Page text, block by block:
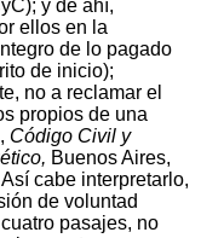
y de ahí,
ellos en la
de lo pagado
de inicio);
no a reclamar el
propios de una
Código Civil y
Buenos Aires,
cabe interpretarlo,
de voluntad
pasajes, no